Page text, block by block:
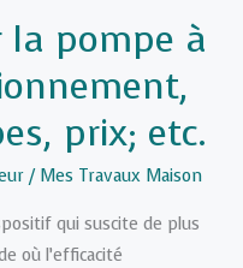
la pompe à
prix; etc.
/ Mes Travaux Maison
qui suscite de plus
où l’efficacité